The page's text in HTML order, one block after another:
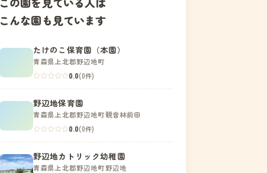
こんな園も見ています
たけのこ保育園（本園）
青森県上北郡野辺地町
0.0(0件)
野辺地保育園
青森県上北郡野辺地町観音林前田
0.0(0件)
野辺地カトリック幼稚園
青森県上北郡野辺地町野辺地